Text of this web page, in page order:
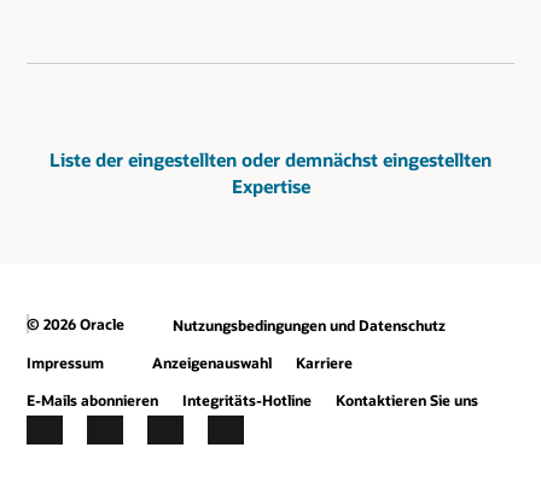
Liste der eingestellten oder demnächst eingestellten
Expertise
© 2026 Oracle
Nutzungsbedingungen und Datenschutz
Impressum
Anzeigenauswahl
Karriere
E-Mails abonnieren
Integritäts-Hotline Kontaktieren Sie uns
Facebook
X LinkedInYouTube